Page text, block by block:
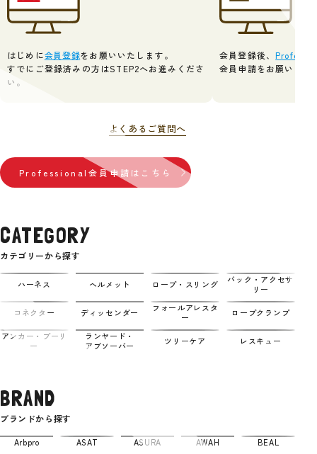
はじめに会員登録をお願いいたします。
すでにご登録済みの方はSTEP2へお進みくださ
い。
会員登録後、
会員申請をお願いいた
よくあるご質問へ
Professional会員申請はこちら
CATEGORY
カテゴリーから探す
ハーネス ヘルメット ロープ・スリング
バック・アクセサ
リー
コネクター ディッセンダー
フォールアレスタ
ー
ロープクランプ
アンカー・プーリ
ー
ランヤード・
アブソーバー
ツリーケア レスキュー
BRAND
ブランドから探す
Arbpro ASAT ASURA AWAH BEAL